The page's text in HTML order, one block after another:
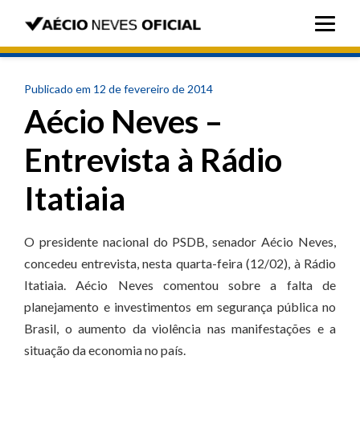
Publicado em 12 de fevereiro de 2014
Aécio Neves –
Entrevista à Rádio
Itatiaia
O presidente nacional do PSDB, senador Aécio Neves,
concedeu entrevista, nesta quarta-feira (12/02), à Rádio
Itatiaia. Aécio Neves comentou sobre a falta de
planejamento e investimentos em segurança pública no
Brasil, o aumento da violência nas manifestações e a
situação da economia no país.